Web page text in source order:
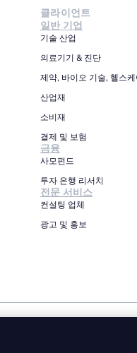
클라이언트
일반 기업
기술 산업
의료기기 & 진단
제약, 바이오 기술, 헬스
산업재
소비재
결제 및 보험
금융
사모펀드
투자 은행 리서치
전문 서비스
컨설팅 업체
광고 및 홍보